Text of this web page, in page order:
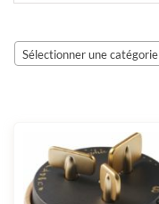
Sélectionner une catégorie